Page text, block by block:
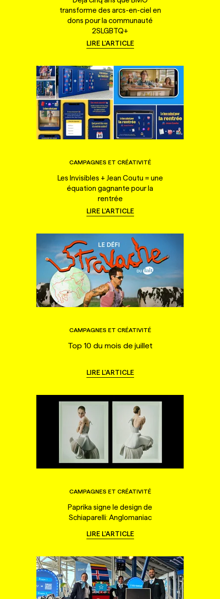
transforme des arcs-en-ciel en
dons pour la communauté
2SLGBTQ+
LIRE L'ARTICLE
CAMPAGNES ET CRÉATIVITÉ
Les Invisibles + Jean Coutu = une
équation gagnante pour la
rentrée
LIRE L'ARTICLE
CAMPAGNES ET CRÉATIVITÉ
Top 10 du mois de juillet
LIRE L'ARTICLE
CAMPAGNES ET CRÉATIVITÉ
Paprika signe le design de
Schiaparelli: Anglomaniac
LIRE L'ARTICLE